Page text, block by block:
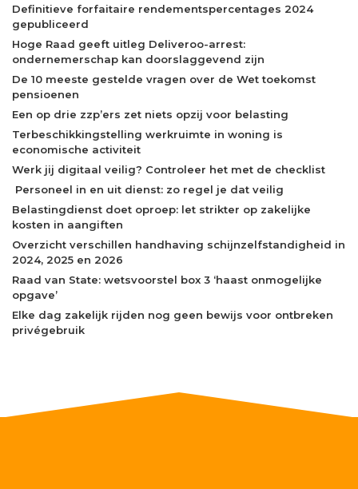
Definitieve forfaitaire rendementspercentages 2024
gepubliceerd
Hoge Raad geeft uitleg Deliveroo-arrest:
ondernemerschap kan doorslaggevend zijn
De 10 meeste gestelde vragen over de Wet toekomst
pensioenen
Een op drie zzp’ers zet niets opzij voor belasting
Terbeschikkingstelling werkruimte in woning is
economische activiteit
Werk jij digitaal veilig? Controleer het met de checklist
Personeel in en uit dienst: zo regel je dat veilig
Belastingdienst doet oproep: let strikter op zakelijke
kosten in aangiften
Overzicht verschillen handhaving schijnzelfstandigheid in
2024, 2025 en 2026
Raad van State: wetsvoorstel box 3 ‘haast onmogelijke
opgave’
Elke dag zakelijk rijden nog geen bewijs voor ontbreken
privégebruik